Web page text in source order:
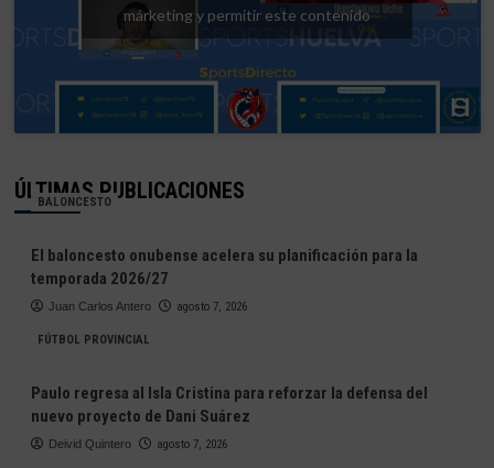
márketing y permitir este contenido
ÚLTIMAS PUBLICACIONES
BALONCESTO
El baloncesto onubense acelera su planificación para la
temporada 2026/27
Juan Carlos Antero agosto 7, 2026
FÚTBOL PROVINCIAL
Paulo regresa al Isla Cristina para reforzar la defensa del
nuevo proyecto de Dani Suárez
Deivid Quintero agosto 7, 2026